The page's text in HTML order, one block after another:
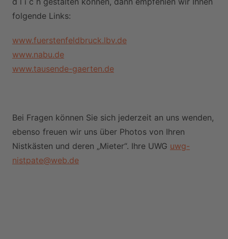
folgende Links:
www.fuerstenfeldbruck.lbv.de
www.nabu.de
www.tausende-gaerten.de
Bei Fragen können Sie sich jederzeit an uns wenden,
ebenso freuen wir uns über Photos von Ihren
Nistkästen und deren „Mieter“. Ihre UWG uwg-
nistpate@web.de